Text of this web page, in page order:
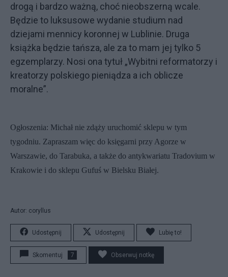
drogą i bardzo ważną, choć nieobszerną wcale.
Będzie to luksusowe wydanie studium nad
dziejami mennicy koronnej w Lublinie. Druga
książka będzie tańsza, ale za to mam jej tylko 5
egzemplarzy. Nosi ona tytuł „Wybitni reformatorzy i
kreatorzy polskiego pieniądza a ich oblicze
moralne”.
Ogłoszenia: Michał nie zdąży uruchomić sklepu w tym
tygodniu. Zapraszam więc do księgarni przy Agorze w
Warszawie, do Tarabuka, a także do antykwariatu Tradovium w
Krakowie i do sklepu Gufuś w Bielsku Białej.
Autor: coryllus
Udostępnij Udostępnij Lubię to!
Skomentuj 7 Obserwuj notkę